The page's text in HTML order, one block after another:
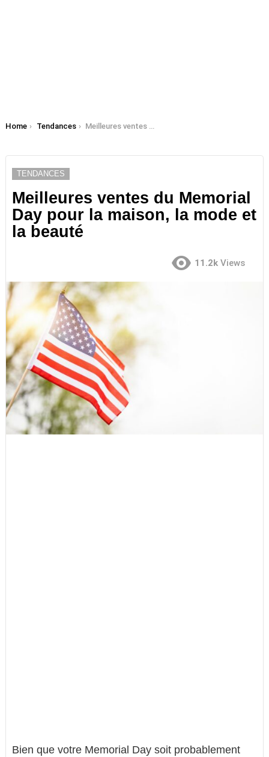
You are here:
Home Tendances Meilleures ventes du Memorial Day pour la maison, la mode et la beauté
TENDANCES
Meilleures ventes du Memorial
Day pour la maison, la mode et
la beauté
11.2k Views
Bien que votre Memorial Day soit probablement